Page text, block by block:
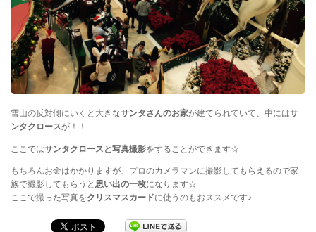
雪山の反対側にいくと大きなサンタさんのお家が建てられていて、中にはサ
ンタクロースが！！
ここではサンタクロースと写真撮影をすることができます☆
もちろんお金はかかりますが、プロのカメラマンに撮影してもらえるので家
族で撮影してもらうと思い出の一枚になります☆
ここで撮った写真をクリスマスカードに使うのもおススメです♪